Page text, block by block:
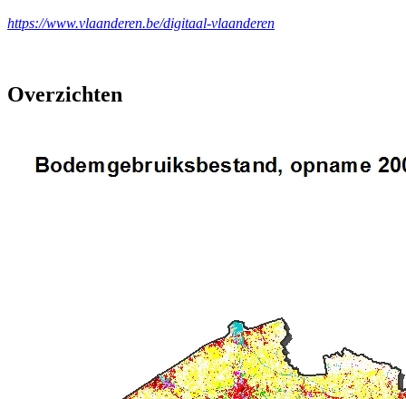
https://www.vlaanderen.be/digitaal-vlaanderen
Overzichten